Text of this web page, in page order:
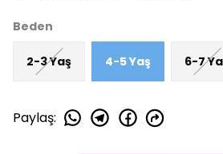
Beden
2-3 Yaş 4-5 Yaş 6-7
Paylaş: